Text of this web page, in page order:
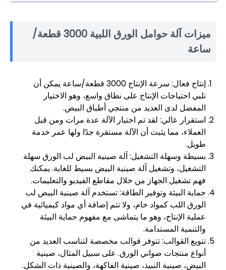
ميزات آلة حوامل الورق اللبية 3000 قطعة/
ساعة
إنتاج فعال: سرعة الإنتاج 3000 قطعة/ساعة يمكن أن
تلبي احتياجات الإنتاج على نطاق واسع، وهو الاختيار
المفضل لدى العديد من منتجي أطباق البيض.
استقرار عالي: لقد تم اختبار الآلة عدة مرات ومن قبل
العملاء، مما يثبت أن الآلة مستقرة جدًا ولها عمر خدمة
طويل.
بسيطة وسهلة التشغيل: آلة صينية البيض لب الورق سهلة
التشغيل، وتشغيل آلة صينية البيض بسيط للغاية. يمكنك
فهم تشغيل الجهاز من خلال مقاطع الفيديو والتعليمات.
حماية البيئة وتوفير الطاقة: تستخدم آلة صينية البيض لب
الورق اللب كمواد خام، ولا تتم إضافة أي مواد كيميائية في
عملية الإنتاج، وهو ما يتماشى مع مفهوم حماية البيئة
والتنمية المستدامة.
تنويع القوالب: تتوفر قوالب مخصصة لتناسب العديد من
أنواع منتجات صواني الورق. على سبيل المثال، صينية
البيض، صينية النبيذ، صينية الفاكهة، والصينية ذات الشكل.